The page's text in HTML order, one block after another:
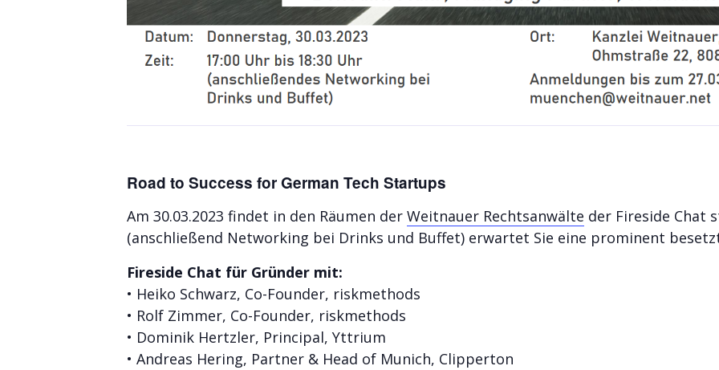
Road to Success for German Tech Startups
Am 30.03.2023 findet in den Räumen der Weitnauer Rechtsanwälte der Fireside Chat
(anschließend Networking bei Drinks und Buffet) erwartet Sie eine prominent
Fireside Chat für Gründer mit:
• Heiko Schwarz, Co-Founder, riskmethods
• Rolf Zimmer, Co-Founder, riskmethods
• Dominik Hertzler, Principal, Yttrium
• Andreas Hering, Partner & Head of Munich, Clipperton